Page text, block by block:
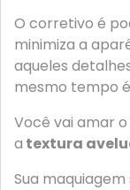
O corretivo é
minimiza a
aqueles
mesmo tempo
Você vai amar
a textura
Sua